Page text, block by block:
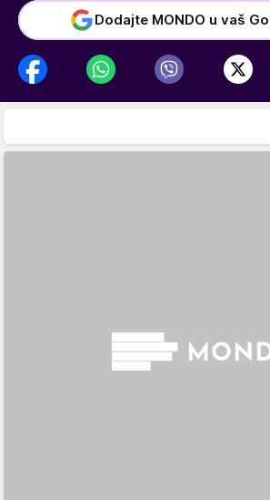
Dodajte MONDO u vaš